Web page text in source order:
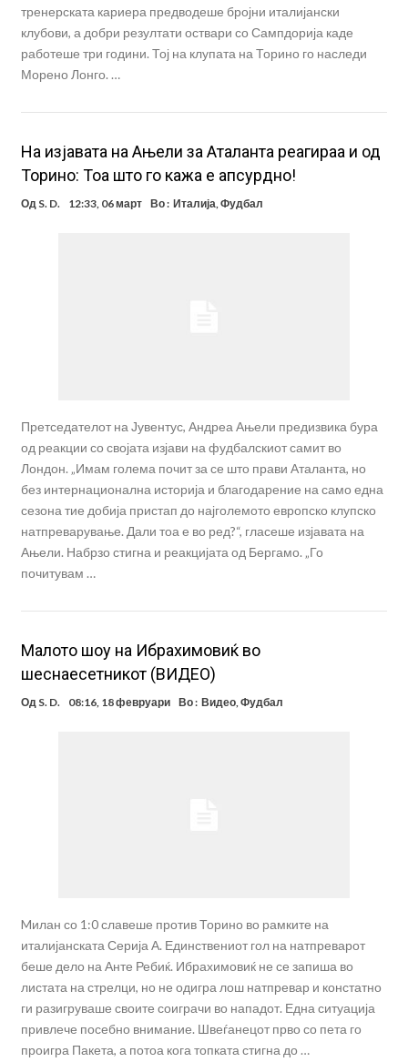
тренерската кариера предводеше бројни италијански
клубови, а добри резултати оствари со Сампдорија каде
работеше три години. Тој на клупата на Торино го наследи
Морено Лонго. …
На изјавата на Ањели за Аталанта реагираа и од
Торино: Тоа што го кажа е апсурдно!
Од S. D. 12:33, 06 март Во : Италија,Фудбал
Претседателот на Јувентус, Андреа Ањели предизвика бура
од реакции со својата изјави на фудбалскиот самит во
Лондон. „Имам голема почит за се што прави Аталанта, но
без интернационална историја и благодарение на само една
сезона тие добија пристап до најголемото европско клупско
натпреварување. Дали тоа е во ред?“, гласеше изјавата на
Ањели. Набрзо стигна и реакцијата од Бергамо. „Го
почитувам …
Малото шоу на Ибрахимовиќ во
шеснаесетникот (ВИДЕО)
Од S. D. 08:16, 18 февруари Во : Видео, Фудбал
Mилан со 1:0 славеше против Торино во рамките на
италијанската Серија А. Единствениот гол на натпреварот
беше дело на Анте Ребиќ. Ибрахимовиќ не се запиша во
листата на стрелци, но не одигра лош натпревар и констатно
ги разигруваше своите соиграчи во нападот. Една ситуација
привлече посебно внимание. Швеѓанецот прво со пета го
проигра Пакета, а потоа кога топката стигна до …